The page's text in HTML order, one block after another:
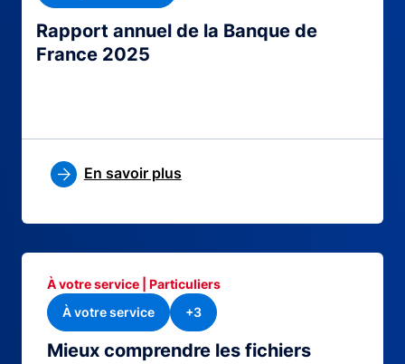
Rapport annuel de la Banque de
France 2025
En savoir plus
Mieux comprendre les fichiers
À votre service | Particuliers
À votre service
+3